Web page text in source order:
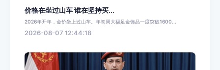
价格在坐过山车 谁在坚持买...
2026年开年，金价坐上过山车。年初周大福足金饰品一度突破1600...
2026-08-07 12:44:18